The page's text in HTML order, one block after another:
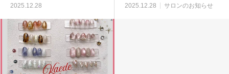
2025.12.28 2025.12.28 サロンのお知らせ